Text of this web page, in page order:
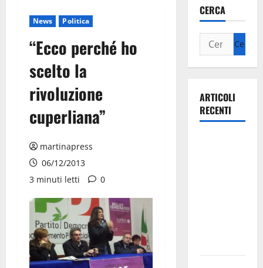
News Politica
“Ecco perché ho
scelto la
rivoluzione
cuperliana”
martinapress
06/12/2013
3 minuti letti
0
CERCA
ARTICOLI
RECENTI